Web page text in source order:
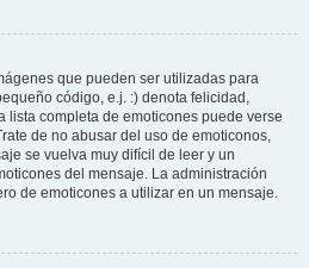
que pueden ser utilizadas para
código, e.j. :) denota felicidad,
lista completa de emoticones puede verse
de no abusar del uso de emoticonos,
se vuelva muy difícil de leer y un
del mensaje. La administración
de emoticones a utilizar en un mensaje.